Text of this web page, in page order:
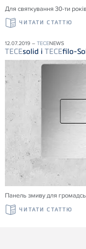
Для святкування 30-ти
ЧИТАТИ СТАТТЮ
12.07.2019 – TECENEWS
TECEsolid і TECEfilo-
Панель змиву для
ЧИТАТИ СТАТТЮ